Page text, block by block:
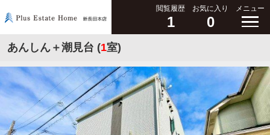
閲覧履歴
1
お気に入り
0
メニュー
あんしん＋潮見台 (1室)